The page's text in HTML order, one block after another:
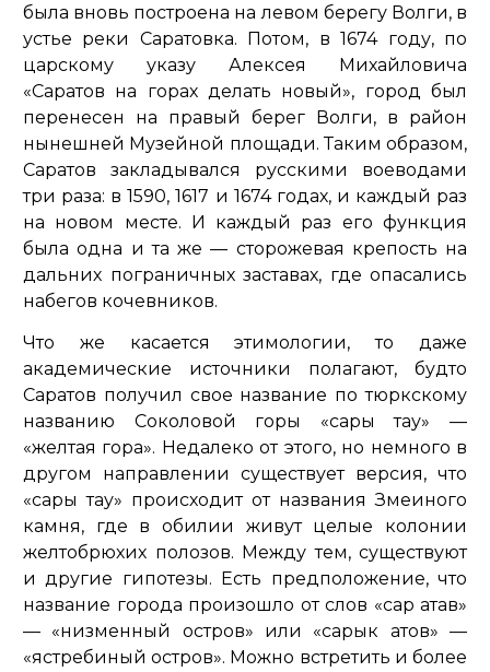
была вновь построена на левом берегу Волги, в
устье реки Саратовка. Потом, в 1674 году, по
царскому указу Алексея Михайловича
«Саратов на горах делать новый», город был
перенесен на правый берег Волги, в район
нынешней Музейной площади. Таким образом,
Саратов закладывался русскими воеводами
три раза: в 1590, 1617 и 1674 годах, и каждый раз
на новом месте. И каждый раз его функция
была одна и та же — сторожевая крепость на
дальних пограничных заставах, где опасались
набегов кочевников.
Что же касается этимологии, то даже
академические источники полагают, будто
Саратов получил свое название по тюркскому
названию Соколовой горы «сары тау» —
«желтая гора». Недалеко от этого, но немного в
другом направлении существует версия, что
«сары тау» происходит от названия Змеиного
камня, где в обилии живут целые колонии
желтобрюхих полозов. Между тем, существуют
и другие гипотезы. Есть предположение, что
название города произошло от слов «сар атав»
— «низменный остров» или «сарык атов» —
«ястребиный остров». Можно встретить и более